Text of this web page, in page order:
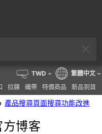
拉鍊 織帶 特價商品 新品到貨
TWD 繁體中文
產品搜尋頁面搜尋功能改進
博客